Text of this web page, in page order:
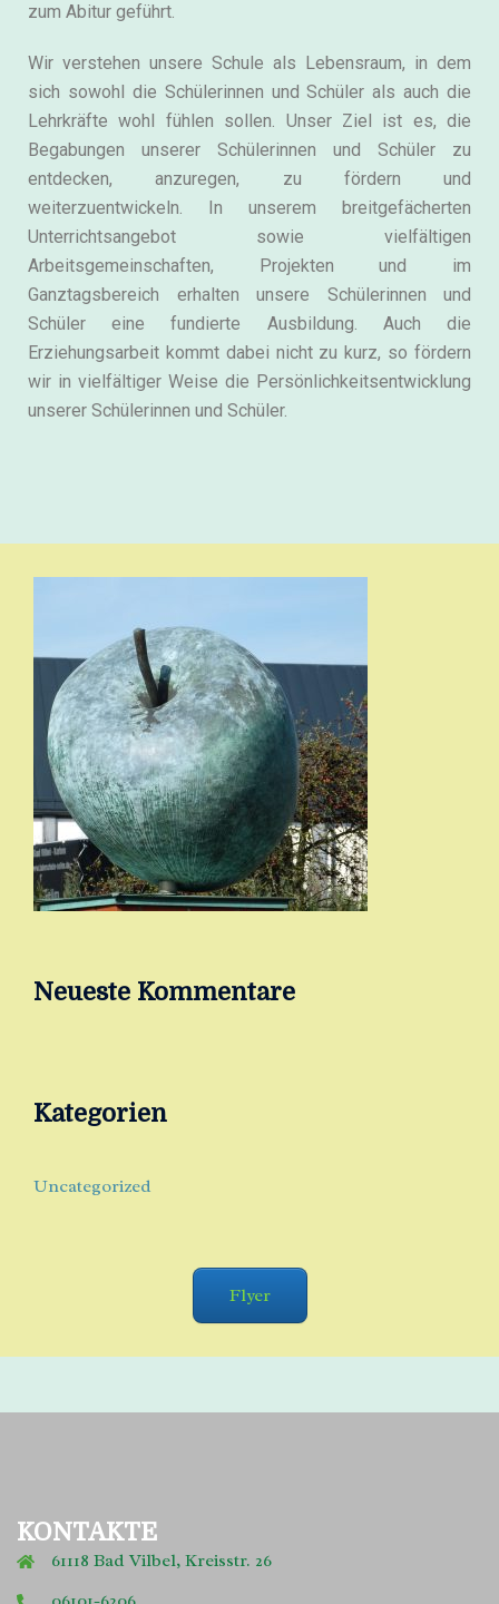
zum Abitur geführt.
Wir verstehen unsere Schule als Lebensraum, in dem
sich sowohl die Schülerinnen und Schüler als auch die
Lehrkräfte wohl fühlen sollen. Unser Ziel ist es, die
Begabungen unserer Schülerinnen und Schüler zu
entdecken, anzuregen, zu fördern und
weiterzuentwickeln. In unserem breitgefächerten
Unterrichtsangebot sowie vielfältigen
Arbeitsgemeinschaften, Projekten und im
Ganztagsbereich erhalten unsere Schülerinnen und
Schüler eine fundierte Ausbildung. Auch die
Erziehungsarbeit kommt dabei nicht zu kurz, so fördern
wir in vielfältiger Weise die Persönlichkeitsentwicklung
unserer Schülerinnen und Schüler.
Neueste Kommentare
Kategorien
Uncategorized
Flyer
KONTAKTE
61118 Bad Vilbel, Kreisstr. 26